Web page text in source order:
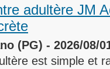
adultère JM
(PG) - 2026/08/
est simple et